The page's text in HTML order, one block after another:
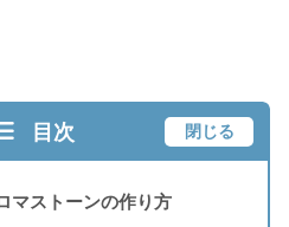
目次 閉じる
マストーンの作り方